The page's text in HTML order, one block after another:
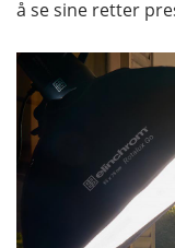
å se sine retter